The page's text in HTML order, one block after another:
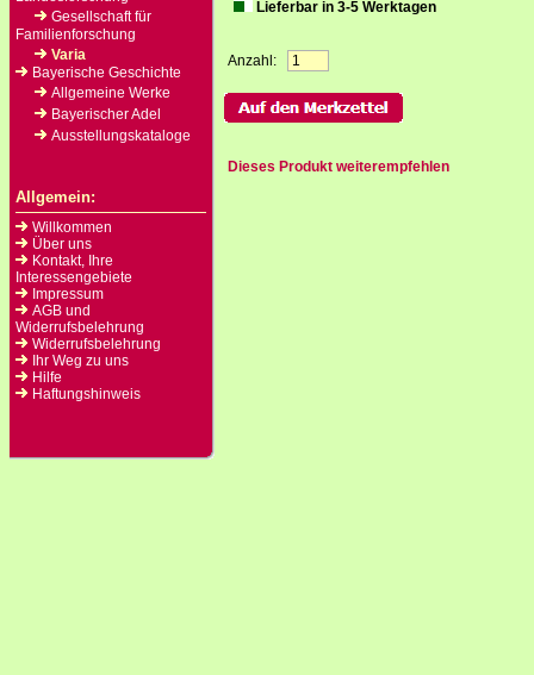
Gesellschaft für
Familienforschung
Varia
Bayerische Geschichte
Allgemeine Werke
Bayerischer Adel
Ausstellungskataloge
Allgemein:
Willkommen
Über uns
Kontakt, Ihre
Interessengebiete
Impressum
AGB und
Widerrufsbelehrung
Widerrufsbelehrung
Ihr Weg zu uns
Hilfe
Haftungshinweis
Lieferbar in 3-5 Werktagen
Anzahl:
Dieses Produkt weiterempfehlen